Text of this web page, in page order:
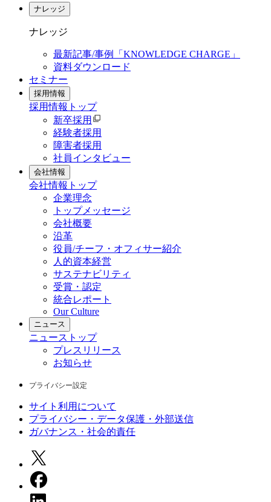
ナレッジ
ナレッジ
最新記事/事例「KNOWLEDGE CHARGE」
資料ダウンロード
セミナー
採用情報
採用情報 トップ
新卒採用
経験者採用
障害者採用
社員インタビュー
会社情報
会社情報 トップ
企業理念
トップメッセージ
会社概要
沿革
役員/チーフ・オフィサー紹介
人的資本経営
サステナビリティ
受賞・認定
統合レポート
Our Culture
ニュース
ニュース トップ
プレスリリース
お知らせ
プライバシー設定
サイト利用について
プライバシー・データ保護・外部送信
ガバナンス・社会的責任